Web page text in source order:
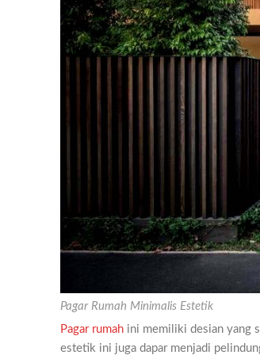
Pagar Rumah Minimalis Estetik
Pagar rumah ini memiliki desian yang
estetik ini juga dapar menjadi